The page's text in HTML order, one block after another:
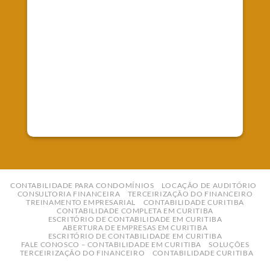
CONTABILIDADE PARA CONDOMÍNIOS
LOCAÇÃO DE AUDITÓRIO
CONSULTORIA FINANCEIRA
TERCEIRIZAÇÃO DO FINANCEIRO
TREINAMENTO EMPRESARIAL
CONTABILIDADE CURITIBA
CONTABILIDADE COMPLETA EM CURITIBA
ESCRITÓRIO DE CONTABILIDADE EM CURITIBA
ABERTURA DE EMPRESAS EM CURITIBA
ESCRITÓRIO DE CONTABILIDADE EM CURITIBA
FALE CONOSCO – CONTABILIDADE EM CURITIBA
SOLUÇÕES
TERCEIRIZAÇÃO DO FINANCEIRO
CONTABILIDADE CURITIBA